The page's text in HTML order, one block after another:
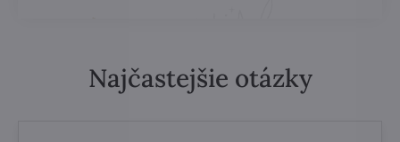
Najčastejšie otázky